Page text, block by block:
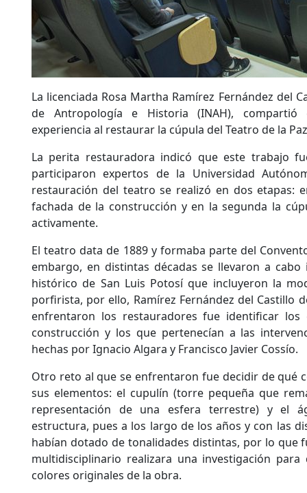
La licenciada Rosa Martha Ramírez Fernández del
de Antropología e Historia (INAH),
experiencia al restaurar la cúpula del Teatro de la
La perita restauradora indicó que este trabajo
participaron expertos de la Universidad
restauración del teatro se realizó en dos etapas:
fachada de la construcción y en la segunda la
activamente.
El teatro data de 1889 y formaba parte del
embargo, en distintas décadas se llevaron a
histórico de San Luis Potosí que incluyeron la
porfirista, por ello, Ramírez Fernández del Castillo
enfrentaron los restauradores fue identificar los
construcción y los que pertenecían a las
hechas por Ignacio Algara y Francisco Javier Cossío.
Otro reto al que se enfrentaron fue decidir de qué
sus elementos: el cupulín (torre pequeña que
representación de una esfera terrestre) y el
estructura, pues a los largo de los años y con las
habían dotado de tonalidades distintas, por lo que
multidisciplinario realizara una investigación
colores originales de la obra.